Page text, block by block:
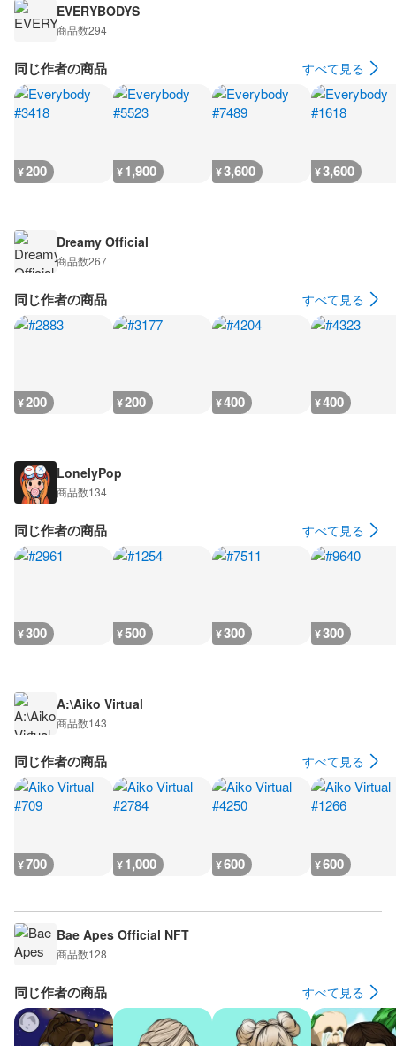
EVERYBODYS
商品数294
同じ作者の商品 すべて見る
¥200 ¥1,900 ¥3,600 ¥3,600
Dreamy Official
商品数267
同じ作者の商品 すべて見る
¥200 ¥200 ¥400 ¥400
LonelyPop
商品数134
同じ作者の商品 すべて見る
¥300 ¥500 ¥300 ¥300
A:\Aiko Virtual
商品数143
同じ作者の商品 すべて見る
¥700 ¥1,000 ¥600 ¥600
Bae Apes Official NFT
商品数128
同じ作者の商品 すべて見る